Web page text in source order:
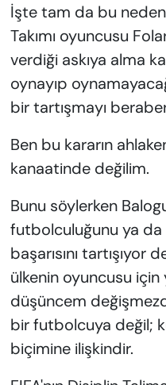
İşte tam da bu
Takımı oyuncusu
verdiği askıya alma
oynayıp
bir tartışmayı
Ben bu kararın
kanaatinde değilim.
Bunu söylerken
futbolculuğunu ya da
başarısını tartışıyor
ülkenin oyuncusu için
düşüncem
bir futbolcuya değil;
biçimine ilişkindir.
YAZAR KÖŞESİ
SİYASET
VAN VE